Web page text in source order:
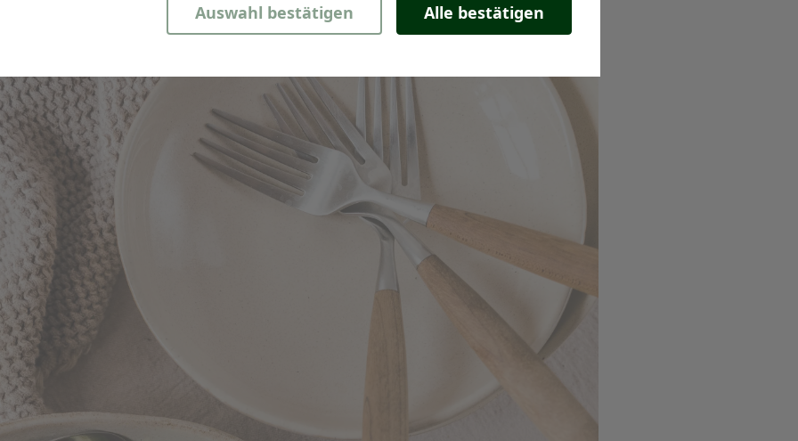
Auswahl bestätigen Alle bestätigen